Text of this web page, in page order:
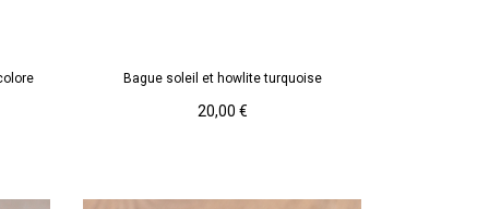
Bague soleil et howlite turquoise
Prix
20,00 €
AJOUTER AU PANIER